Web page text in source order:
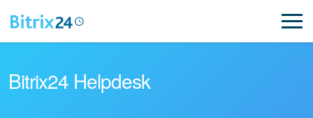
Bitrix24 Helpdesk